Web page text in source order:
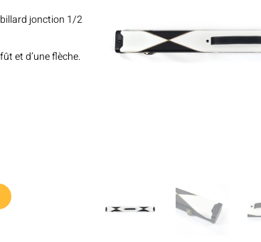
jonction 1/2
et d’une flèche.